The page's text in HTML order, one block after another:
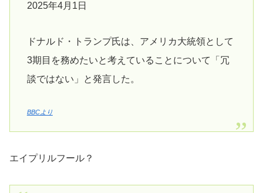
2025年4月1日
ドナルド・トランプ氏は、アメリカ大統領として
3期目を務めたいと考えていることについて「冗
談ではない」と発言した。
BBCより
エイプリルフール？